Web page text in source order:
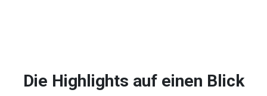
Die Highlights auf einen Blick